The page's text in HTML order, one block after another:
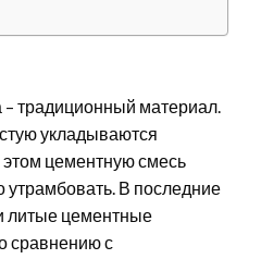
традиционный материал.
укладываются
цементную смесь
В последние
литые цементные
сравнению с